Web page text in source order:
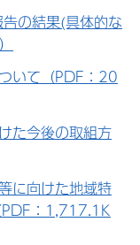
の結果(具体的な
いて（PDF：20
た今後の取組方
に向けた地域特
PDF：1,717.1K